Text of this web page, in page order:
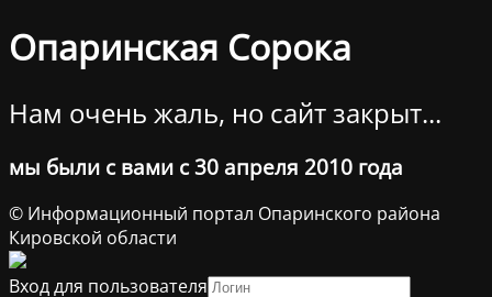
Опаринская Сорока
Нам очень жаль, но сайт закрыт...
мы были с вами с 30 апреля 2010 года
© Информационный портал Опаринского района
Кировской области
Вход для пользователя